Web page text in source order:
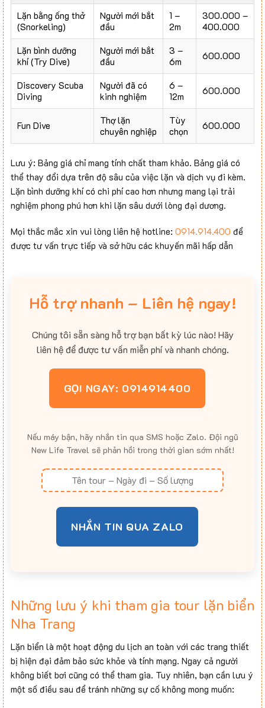
Lặn bằng ống thở
(Snorkeling)
Người mới bắt
đầu
1 –
2m
300.000 –
400.000
Lặn bình dưỡng
khí (Try Dive)
Người mới bắt
đầu
3 –
6m
600.000
Discovery Scuba
Diving
Người đã có
kinh nghiệm
6 –
12m
600.000
Fun Dive
Thợ lặn
chuyên nghiệp
Tùy
chọn
600.000
Lưu ý: Bảng giá chỉ mang tính chất tham khảo. Bảng giá có
thể thay đổi dựa trên độ sâu của việc lặn và dịch vụ đi kèm.
Lặn bình dưỡng khí có chi phí cao hơn nhưng mang lại trải
nghiệm phong phú hơn khi lặn sâu dưới lòng đại dương.
Mọi thắc mắc xin vui lòng liên hệ hotline: 0914.914.400 để
được tư vấn trực tiếp và sở hữu các khuyến mãi hấp dẫn
Hỗ trợ nhanh – Liên hệ ngay!
Chúng tôi sẵn sàng hỗ trợ bạn bất kỳ lúc nào! Hãy
liên hệ để được tư vấn miễn phí và nhanh chóng.
GỌI NGAY: 0914914400
Nếu máy bận, hãy nhắn tin qua SMS hoặc Zalo. Đội ngũ
New Life Travel sẽ phản hồi trong thời gian sớm nhất!
NHẮN TIN QUA ZALO
Những lưu ý khi tham gia tour lặn biển
Nha Trang
Lặn biển là một hoạt động du lịch an toàn với các trang thiết
bị hiện đại đảm bảo sức khỏe và tính mạng. Ngay cả người
không biết bơi cũng có thể tham gia. Tuy nhiên, bạn cần lưu ý
một số điều sau để tránh những sự cố không mong muốn: